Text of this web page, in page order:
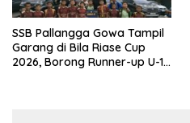
SSB Pallangga Gowa Tampil
Garang di Bila Riase Cup
2026, Borong Runner-up U-10